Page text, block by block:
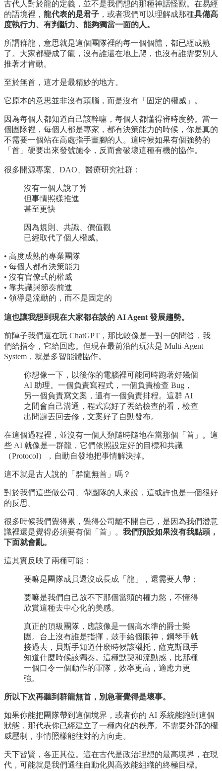
古代人對於龍的定義，並不是我們想的那種神話怪獸。在易經
的語境裡， 龍代表的是君子 ，或者我們可以理解成那種具備高
度執行力、有判斷力、能夠獨當一面的人。
所謂群龍，意思就是這個團隊裡的每一個個體，都已經成熟
了。大家都變成了龍，沒有誰還在地上爬，也沒有誰需要別人
推著才肯動。
至於無首，這才是最精妙的地方。
它原本的意思並非沒有頭腦，而是沒有「固定的權威」。
因為每個人都知道自己該幹嘛，每個人都懂得審時度勢。當一
個團隊裡，每個人都是專家，都有決策能力的時候，你是真的
不需要一個站在高處指手畫腳的人。這時候如果有個強勢的
「首」硬要出來發號施令，反而會破壞這種有機的協作。
很多開源專案、DAO、醫療研究社群：
沒有一個人說了算
但事情照樣推進
甚至更快
因為規則、共識、價值觀
已經取代了個人權威。
• 高度成熟的專業團隊
• 每個人都有決策能力
• 沒有官僚式的權威
• 靠共識與節奏前進
• 領導是流動的，而不是固定的
這也讓我想到現在大家都在談的 AI Agent 發展趨勢。
前陣子我們還在玩 ChatGPT，那比較像是一對一的問答，我
們給指令，它給回應。但現在最前沿的玩法是 Multi-Agent
System，就是多智能體協作。
你想像一下，以後你的電腦裡可能同時跑著好幾個
AI 助理。一個負責寫程式，一個負責檢查 Bug，
另一個負責寫文案，還有一個負責排程。這群 AI
之間會自己溝通，程式寫好了丟給檢查的看，檢查
出問題丟回去修，文案好了自動發布。
在這個過程裡，並沒有一個人類隨時隨地在當那個「首」。這
些 AI 就像是一群龍，它們依照設定好的目標和共識
（Protocol），自動自發地把事情解決掉。
這不就是古人說的「群龍無首」嗎？
對於我們這些做公司、帶團隊的人來說，這或許也是一個很好
的反思。
很多時候我們覺得累，覺得公司離不開自己，是因為我們潛意
識裡還是覺得必須要有個「首」。 我們預設如果沒有我點頭，
下面就會亂。
這其實反映了兩種可能：
要嘛是團隊成員還沒成長成「龍」，還需要人帶；
要嘛是我們自己放不下那個當頭的權力慾，不懂得
欣賞這種去中心化的美感。
真正的頂級團隊，應該像是一個高水準的爵士樂
團。台上沒有誰是指揮，鼓手給個眼神，鋼琴手就
接過去，貝斯手知道什麼時候該襯托，薩克斯風手
知道什麼時候該獨奏。這種默契和流動感，比那種
一個口令一個動作的軍隊，效率更高，適應力更
強。
所以下次再聽到群龍無首，別急著覺得是壞事。
如果你能把團隊帶到這個境界，或者你的 AI 系統能跑到這個
狀態，那代表你已經建立了一種內化的秩序。不需要外部的權
威壓制，事情照樣能往對的方向走。
天下皆賢，各正其位。這在古代是政治理想的最高境界，在現
代，可能就是我們通往自動化與高效能組織的終極目標。